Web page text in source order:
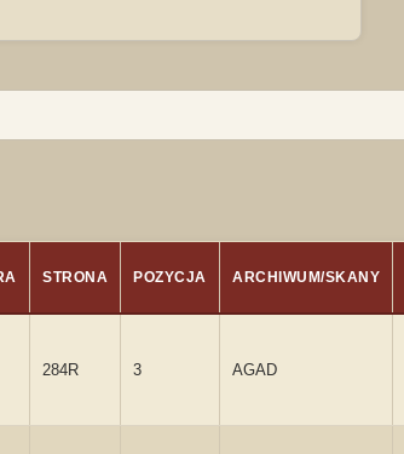
STRONA POZYCJA ARCHIWUM/SKANY
284R 3 AGAD